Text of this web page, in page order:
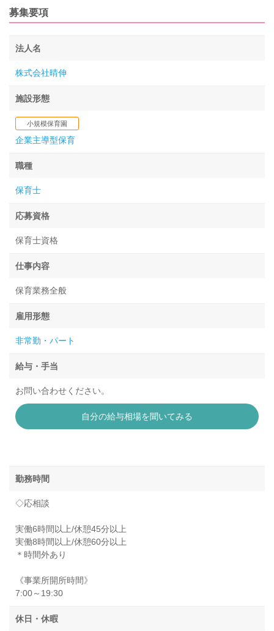
募集要項
法人名
株式会社晴伸
施設形態
小規模保育園
企業主導型保育
職種
保育士
応募資格
保育士資格
仕事内容
保育業務全般
雇用形態
非常勤・パート
給与・手当
お問い合わせください。
自分の給与相場を聞いてみる
勤務時間
◇応相談
実働6時間以上/休憩45分以上
実働8時間以上/休憩60分以上
＊時間外あり
《事業所開所時間》
7:00～19:30
休日・休暇